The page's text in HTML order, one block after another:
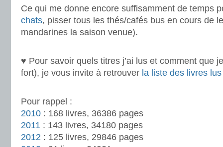
Ce qui me donne encore suffisamment de temps
chats, pisser tous les thés/cafés bus en cours de
mandarines la saison venue).
♥ Pour savoir quels titres j’ai lus et comment que
fort), je vous invite à retrouver la liste des livres
Pour rappel :
2010 : 168 livres, 36386 pages
2011 : 143 livres, 34180 pages
2012 : 125 livres, 29846 pages